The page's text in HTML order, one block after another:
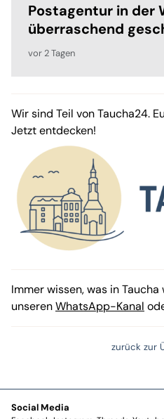
Postagentur in der
überraschend
vor 2 Tagen
Wir sind Teil von Taucha24.
Jetzt entdecken!
Immer wissen, was in
unserenWhatsApp-Kanal
zurück zur
Social Media